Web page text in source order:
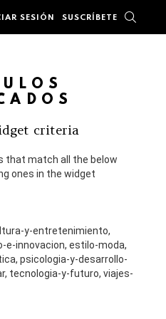
SESIÓN SUSCRÍBETE
criteria
that match all the below
ones in the widget
y-entretenimiento,
e-innovacion, estilo-moda,
psicologia-y-desarrollo-
tecnologia-y-futuro, viajes-